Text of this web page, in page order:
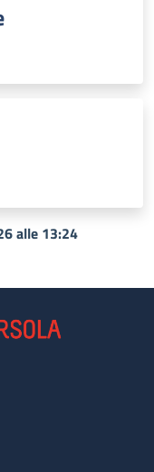
alle 13:24